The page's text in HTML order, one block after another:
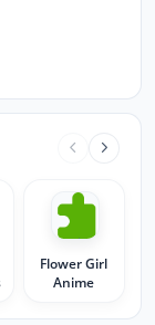
Flower Girl
Anime